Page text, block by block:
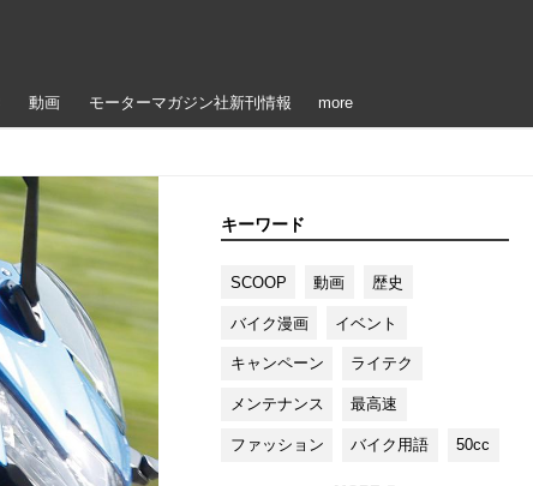
動画 モーターマガジン社新刊情報 more
キーワード
SCOOP 動画 歴史
バイク漫画 イベント
キャンペーン ライテク
メンテナンス 最高速
ファッション バイク用語 50cc